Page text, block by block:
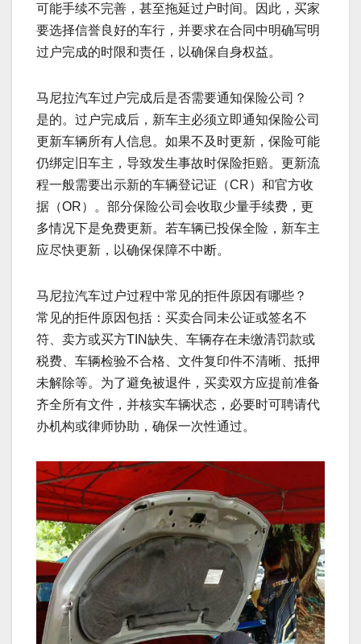
可能手续不完善，甚至拖延过户时间。因此，买家
要选择信誉良好的车行，并要求在合同中明确写明
过户完成的时限和责任，以确保自身权益。
马尼拉汽车过户完成后是否需要通知保险公司？
是的。过户完成后，新车主必须立即通知保险公司
更新车辆所有人信息。如果不及时更新，保险可能
仍绑定旧车主，导致发生事故时保险拒赔。更新流
程一般需要出示新的车辆登记证（CR）和官方收
据（OR）。部分保险公司会收取少量手续费，更
多情况下是免费更新。若车辆已投保全险，新车主
应尽快更新，以确保保障不中断。
马尼拉汽车过户过程中常见的拒件原因有哪些？
常见的拒件原因包括：买卖合同未公证或签名不
符、卖方或买方TIN缺失、车辆存在未缴清罚款或
税费、车辆检验不合格、文件复印件不清晰、抵押
未解除等。为了避免被退件，买卖双方应提前准备
齐全所有文件，并核实车辆状态，必要时可聘请代
办机构或律师协助，确保一次性通过。